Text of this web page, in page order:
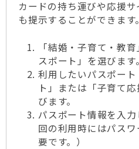
カードの持ち運びや応援
も提示することができます。
「結婚・子育て・教
スポート」を選びます。
利用したいパスポー
ト」または「子育て
びます。
パスポート情報を入
回の利用時にはパス
要です。）